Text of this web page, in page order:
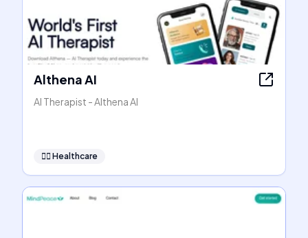
Althena AI
AI Therapist - Althena AI
👩‍⚕️ Healthcare